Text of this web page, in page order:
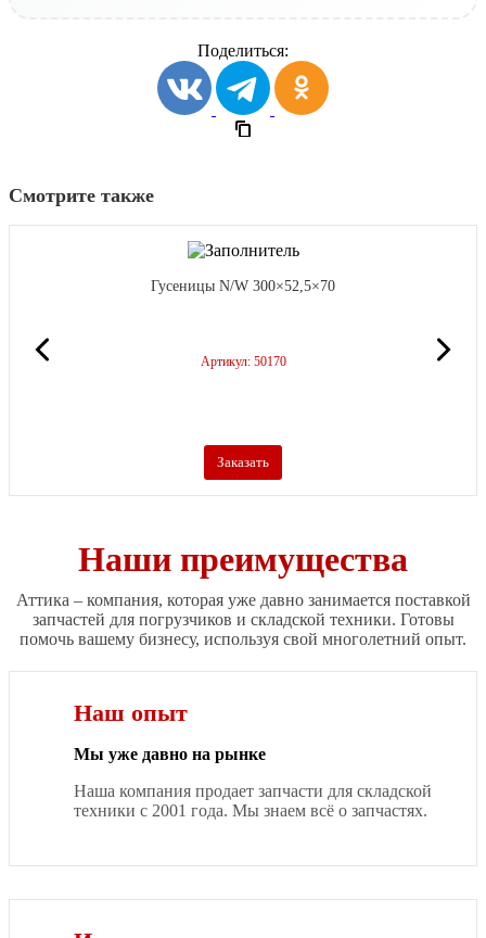
Поделиться:
Смотрите также
Гусеницы N/W 300×52,5×70
Артикул: 50170
Заказать
Наши преимущества
Аттика – компания, которая уже давно занимается поставкой
запчастей для погрузчиков и складской техники. Готовы
помочь вашему бизнесу, используя свой многолетний опыт.
Наш опыт
Мы уже давно на рынке
Наша компания продает запчасти для складской
техники с 2001 года. Мы знаем всё о запчастях.